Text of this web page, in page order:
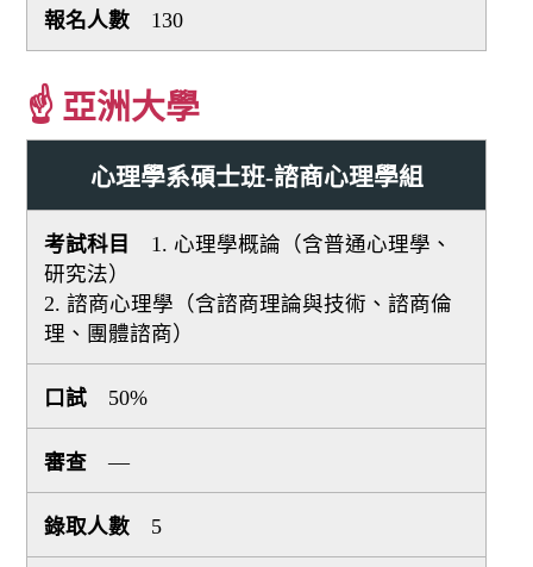
130
☝ 亞洲大學
心理學系碩士班-諮商心理學組
1. 心理學概論（含普通心理學、
研究法）
2. 諮商心理學（含諮商理論與技術、諮商倫
理、團體諮商）
50%
—
5